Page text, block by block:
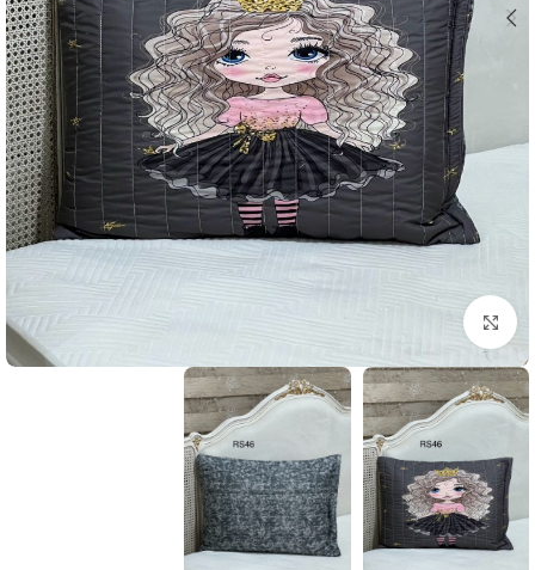
بزرگنمایی تصویر